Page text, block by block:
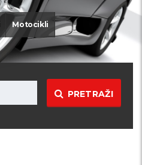
Motocikli
PRETRAŽI